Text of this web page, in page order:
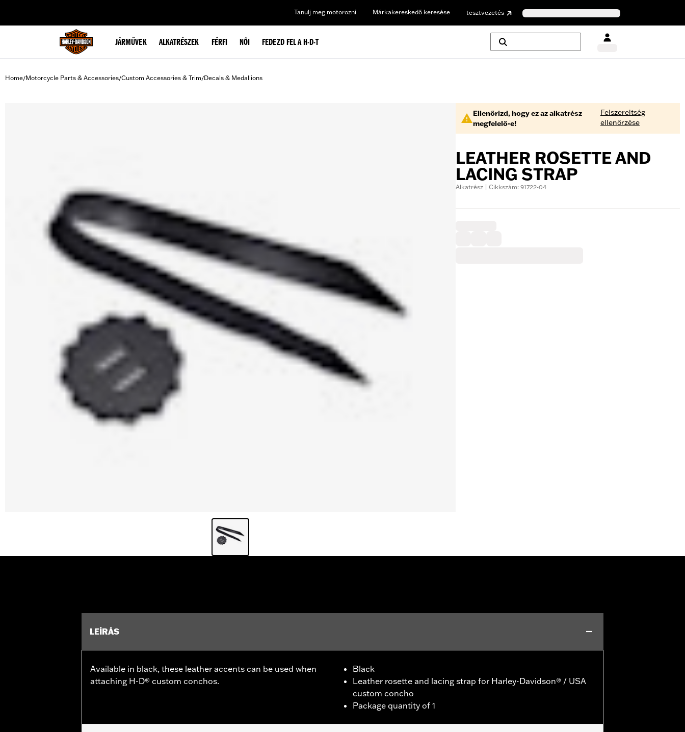
Tanulj meg motorozni Márkakereskedő keresése tesztvezetés
JÁRMŰVEK ALKATRÉSZEK FÉRFI NŐI FEDEZD FEL A H-D-T
Home/Motorcycle Parts & Accessories/Custom Accessories & Trim/Decals & Medallions
Ellenőrizd, hogy ez az alkatrész
megfelelő-e!
Felszereltség
ellenőrzése
LEATHER ROSETTE AND
LACING STRAP
Alkatrész | Cikkszám: 91722-04
LEÍRÁS
Available in black, these leather accents can be used when
attaching H-D® custom conchos.
Black
Leather rosette and lacing strap for Harley-Davidson® / USA
custom concho
Package quantity of 1